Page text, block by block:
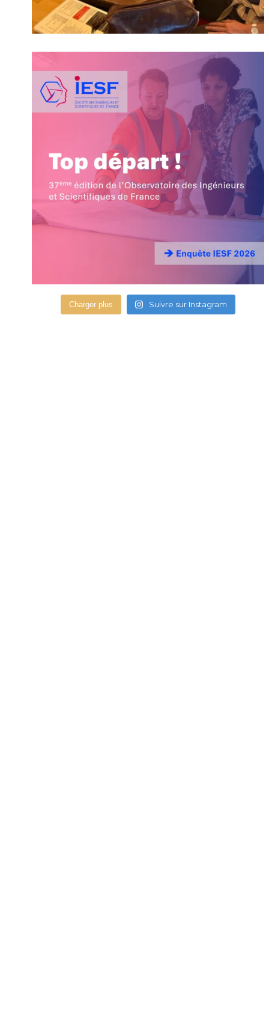
Charger plus Suivre sur Instagram